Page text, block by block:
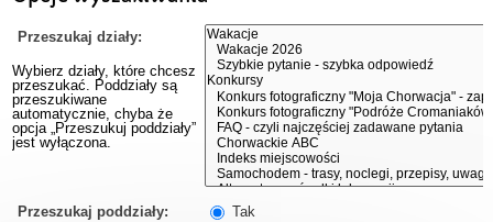
Przeszukaj działy:
Wybierz działy, które chcesz
przeszukać. Poddziały są
przeszukiwane
automatycznie, chyba że
opcja „Przeszukuj poddziały”
jest wyłączona.
Przeszukaj poddziały:
Tak